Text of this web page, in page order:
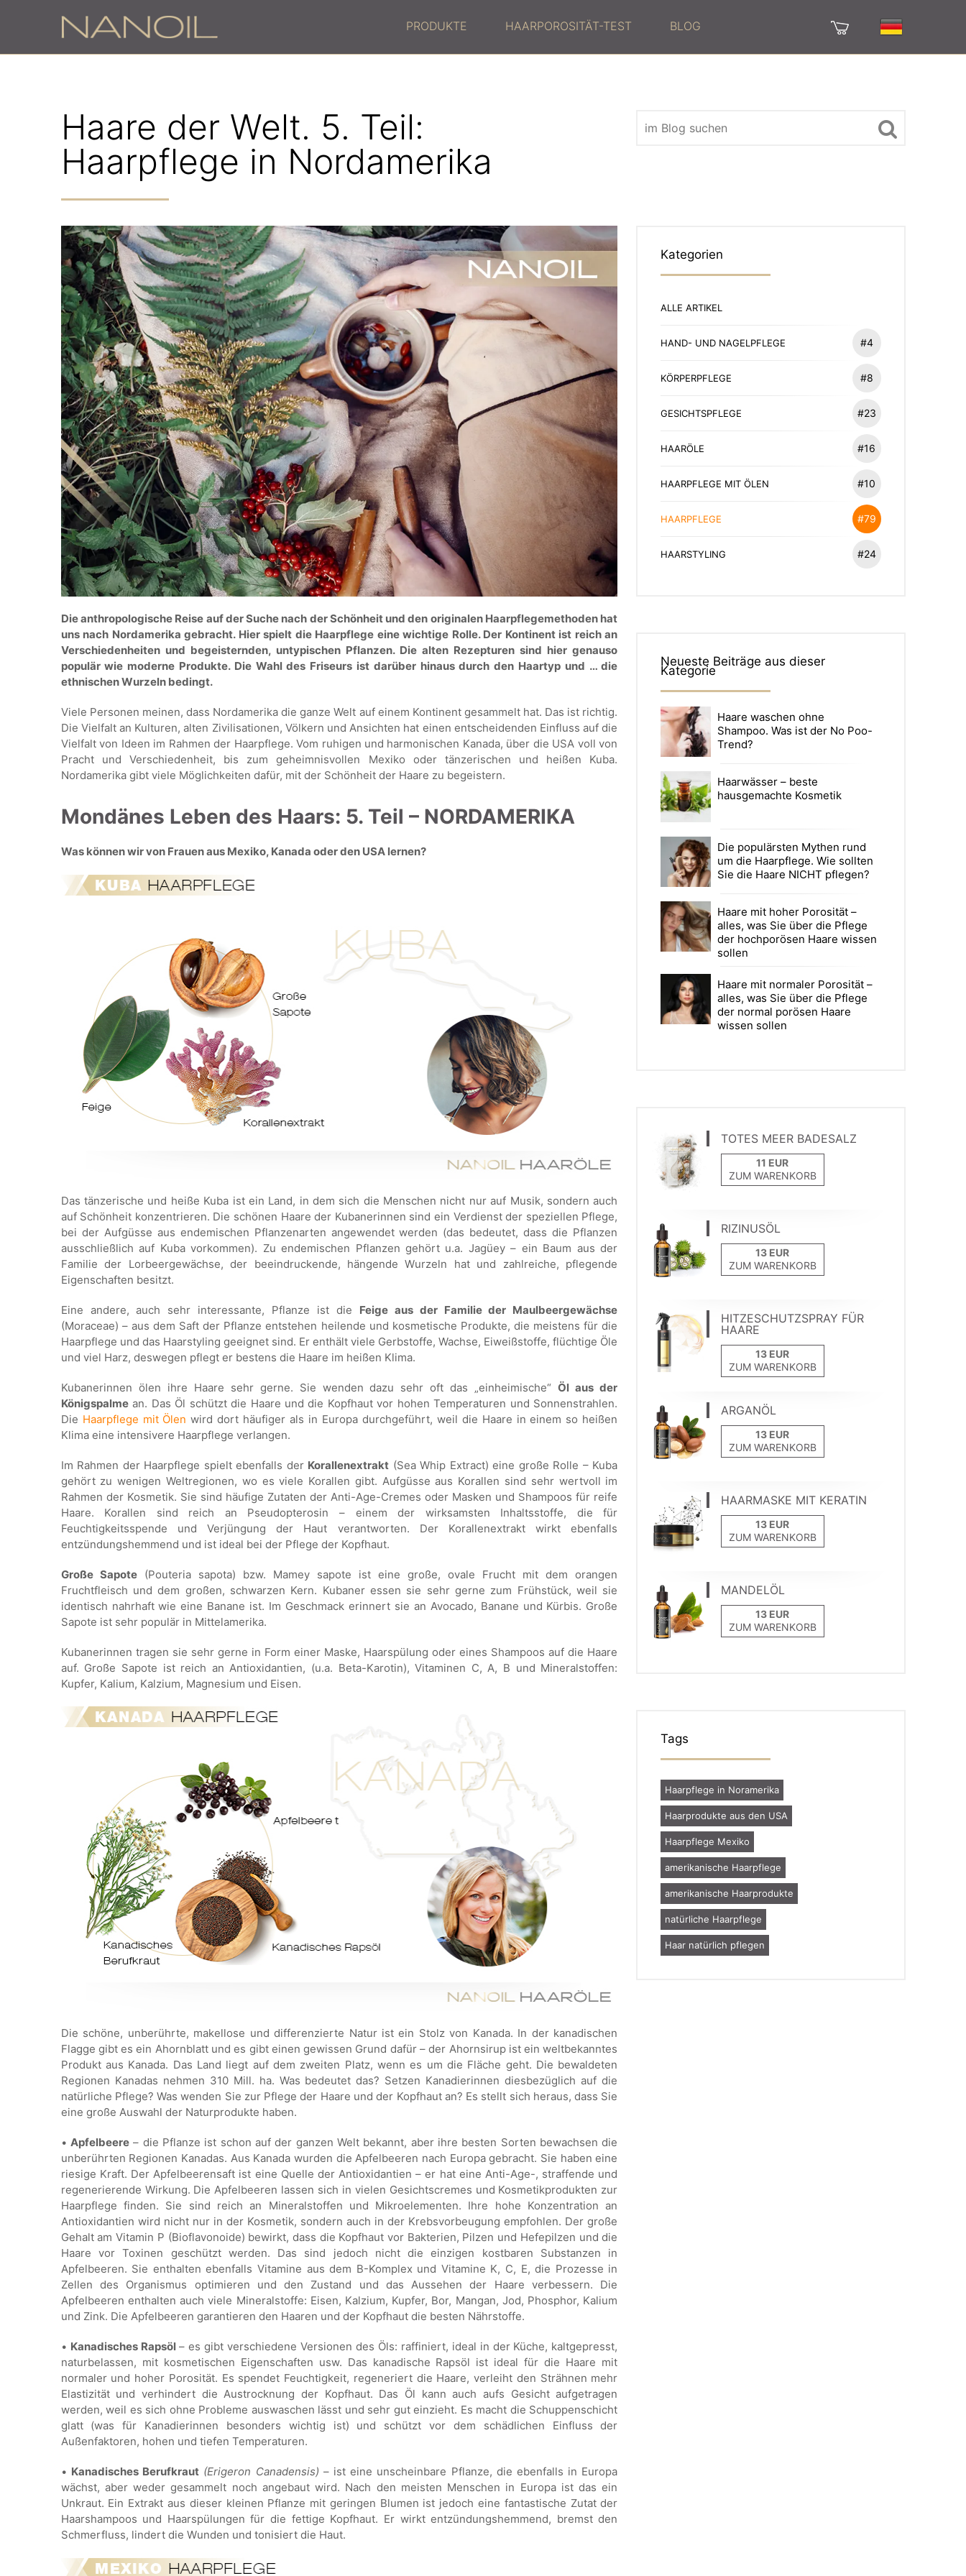
PRODUKTE HAARPOROSITÄT-TEST BLOG
Haare der Welt. 5. Teil:
Haarpflege in Nordamerika
Die anthropologische Reise auf der Suche nach der Schönheit und den originalen Haarpflegemethoden hat
uns nach Nordamerika gebracht. Hier spielt die Haarpflege eine wichtige Rolle. Der Kontinent ist reich an
Verschiedenheiten und begeisternden, untypischen Pflanzen. Die alten Rezepturen sind hier genauso
populär wie moderne Produkte. Die Wahl des Friseurs ist darüber hinaus durch den Haartyp und … die
ethnischen Wurzeln bedingt.
Viele Personen meinen, dass Nordamerika die ganze Welt auf einem Kontinent gesammelt hat. Das ist richtig.
Die Vielfalt an Kulturen, alten Zivilisationen, Völkern und Ansichten hat einen entscheidenden Einfluss auf die
Vielfalt von Ideen im Rahmen der Haarpflege. Vom ruhigen und harmonischen Kanada, über die USA voll von
Pracht und Verschiedenheit, bis zum geheimnisvollen Mexiko oder tänzerischen und heißen Kuba.
Nordamerika gibt viele Möglichkeiten dafür, mit der Schönheit der Haare zu begeistern.
Mondänes Leben des Haars: 5. Teil – NORDAMERIKA
Was können wir von Frauen aus Mexiko, Kanada oder den USA lernen?
Das tänzerische und heiße Kuba ist ein Land, in dem sich die Menschen nicht nur auf Musik, sondern auch
auf Schönheit konzentrieren. Die schönen Haare der Kubanerinnen sind ein Verdienst der speziellen Pflege,
bei der Aufgüsse aus endemischen Pflanzenarten angewendet werden (das bedeutet, dass die Pflanzen
ausschließlich auf Kuba vorkommen). Zu endemischen Pflanzen gehört u.a. Jagüey – ein Baum aus der
Familie der Lorbeergewächse, der beeindruckende, hängende Wurzeln hat und zahlreiche, pflegende
Eigenschaften besitzt.
Eine andere, auch sehr interessante, Pflanze ist die Feige aus der Familie der Maulbeergewächse
(Moraceae) – aus dem Saft der Pflanze entstehen heilende und kosmetische Produkte, die meistens für die
Haarpflege und das Haarstyling geeignet sind. Er enthält viele Gerbstoffe, Wachse, Eiweißstoffe, flüchtige Öle
und viel Harz, deswegen pflegt er bestens die Haare im heißen Klima.
Kubanerinnen ölen ihre Haare sehr gerne. Sie wenden dazu sehr oft das „einheimische“Öl aus der
Königspalmean. Das Öl schützt die Haare und die Kopfhaut vor hohen Temperaturen und Sonnenstrahlen.
Die Haarpflege mit Ölen wird dort häufiger als in Europa durchgeführt, weil die Haare in einem so heißen
Klima eine intensivere Haarpflege verlangen.
Im Rahmen der Haarpflege spielt ebenfalls der Korallenextrakt (Sea Whip Extract) eine große Rolle – Kuba
gehört zu wenigen Weltregionen, wo es viele Korallen gibt. Aufgüsse aus Korallen sind sehr wertvoll im
Rahmen der Kosmetik. Sie sind häufige Zutaten der Anti-Age-Cremes oder Masken und Shampoos für reife
Haare. Korallen sind reich an Pseudopterosin – einem der wirksamsten Inhaltsstoffe, die für
Feuchtigkeitsspende und Verjüngung der Haut verantworten. Der Korallenextrakt wirkt ebenfalls
entzündungshemmend und ist ideal bei der Pflege der Kopfhaut.
Große Sapote(Pouteria sapota) bzw. Mamey sapote ist eine große, ovale Frucht mit dem orangen
Fruchtfleisch und dem großen, schwarzen Kern. Kubaner essen sie sehr gerne zum Frühstück, weil sie
identisch nahrhaft wie eine Banane ist. Im Geschmack erinnert sie an Avocado, Banane und Kürbis. Große
Sapote ist sehr populär in Mittelamerika.
Kubanerinnen tragen sie sehr gerne in Form einer Maske, Haarspülung oder eines Shampoos auf die Haare
auf. Große Sapote ist reich an Antioxidantien, (u.a. Beta-Karotin), Vitaminen C, A, B und Mineralstoffen:
Kupfer, Kalium, Kalzium, Magnesium und Eisen.
Die schöne, unberührte, makellose und differenzierte Natur ist ein Stolz von Kanada. In der kanadischen
Flagge gibt es ein Ahornblatt und es gibt einen gewissen Grund dafür – der Ahornsirup ist ein weltbekanntes
Produkt aus Kanada. Das Land liegt auf dem zweiten Platz, wenn es um die Fläche geht. Die bewaldeten
Regionen Kanadas nehmen 310 Mill. ha. Was bedeutet das? Setzen Kanadierinnen diesbezüglich auf die
natürliche Pflege? Was wenden Sie zur Pflege der Haare und der Kopfhaut an? Es stellt sich heraus, dass Sie
eine große Auswahl der Naturprodukte haben.
• Apfelbeere – die Pflanze ist schon auf der ganzen Welt bekannt, aber ihre besten Sorten bewachsen die
unberührten Regionen Kanadas. Aus Kanada wurden die Apfelbeeren nach Europa gebracht. Sie haben eine
riesige Kraft. Der Apfelbeerensaft ist eine Quelle der Antioxidantien – er hat eine Anti-Age-, straffende und
regenerierende Wirkung. Die Apfelbeeren lassen sich in vielen Gesichtscremes und Kosmetikprodukten zur
Haarpflege finden. Sie sind reich an Mineralstoffen und Mikroelementen. Ihre hohe Konzentration an
Antioxidantien wird nicht nur in der Kosmetik, sondern auch in der Krebsvorbeugung empfohlen. Der große
Gehalt am Vitamin P (Bioflavonoide) bewirkt, dass die Kopfhaut vor Bakterien, Pilzen und Hefepilzen und die
Haare vor Toxinen geschützt werden. Das sind jedoch nicht die einzigen kostbaren Substanzen in
Apfelbeeren. Sie enthalten ebenfalls Vitamine aus dem B-Komplex und Vitamine K, C, E, die Prozesse in
Zellen des Organismus optimieren und den Zustand und das Aussehen der Haare verbessern. Die
Apfelbeeren enthalten auch viele Mineralstoffe: Eisen, Kalzium, Kupfer, Bor, Mangan, Jod, Phosphor, Kalium
und Zink. Die Apfelbeeren garantieren den Haaren und der Kopfhaut die besten Nährstoffe.
• Kanadisches Rapsöl– es gibt verschiedene Versionen des Öls: raffiniert, ideal in der Küche, kaltgepresst,
naturbelassen, mit kosmetischen Eigenschaften usw. Das kanadische Rapsöl ist ideal für die Haare mit
normaler und hoher Porosität. Es spendet Feuchtigkeit, regeneriert die Haare, verleiht den Strähnen mehr
Elastizität und verhindert die Austrocknung der Kopfhaut. Das Öl kann auch aufs Gesicht aufgetragen
werden, weil es sich ohne Probleme auswaschen lässt und sehr gut einzieht. Es macht die Schuppenschicht
glatt (was für Kanadierinnen besonders wichtig ist) und schützt vor dem schädlichen Einfluss der
Außenfaktoren, hohen und tiefen Temperaturen.
• Kanadisches Berufkraut (Erigeron Canadensis) – ist eine unscheinbare Pflanze, die ebenfalls in Europa
wächst, aber weder gesammelt noch angebaut wird. Nach den meisten Menschen in Europa ist das ein
Unkraut. Ein Extrakt aus dieser kleinen Pflanze mit geringen Blumen ist jedoch eine fantastische Zutat der
Haarshampoos und Haarspülungen für die fettige Kopfhaut. Er wirkt entzündungshemmend, bremst den
Schmerfluss, lindert die Wunden und tonisiert die Haut.
Kategorien
ALLE ARTIKEL
HAND- UND NAGELPFLEGE #4
KÖRPERPFLEGE #8
GESICHTSPFLEGE #23
HAARÖLE #16
HAARPFLEGE MIT ÖLEN #10
HAARPFLEGE #79
HAARSTYLING #24
Neueste Beiträge aus dieser
Kategorie
Haare waschen ohne
Shampoo. Was ist der No Poo-
Trend?
Haarwässer – beste
hausgemachte Kosmetik
Die populärsten Mythen rund
um die Haarpflege. Wie sollten
Sie die Haare NICHT pflegen?
Haare mit hoher Porosität –
alles, was Sie über die Pflege
der hochporösen Haare wissen
sollen
Haare mit normaler Porosität –
alles, was Sie über die Pflege
der normal porösen Haare
wissen sollen
TOTES MEER BADESALZ
ZUM WARENKORB
RIZINUSÖL
ZUM WARENKORB
HITZESCHUTZSPRAY FÜR
HAARE
ZUM WARENKORB
ARGANÖL
ZUM WARENKORB
HAARMASKE MIT KERATIN
ZUM WARENKORB
MANDELÖL
ZUM WARENKORB
Tags
Haarpflege in Noramerika
Haarprodukte aus den USA
Haarpflege Mexiko
amerikanische Haarpflege
amerikanische Haarprodukte
natürliche Haarpflege
Haar natürlich pflegen